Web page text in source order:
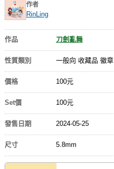
作者
RinLing
作品 刀劍亂舞
性質類別 一般向 收藏品 徽章
價格 100元
Set價 100元
發售日期 2024-05-25
尺寸 5.8mm